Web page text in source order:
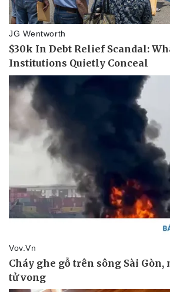
Bóng đá
Lịch thi đấu bóng đá
Thế giới thể thao
Ô tô
Xe máy